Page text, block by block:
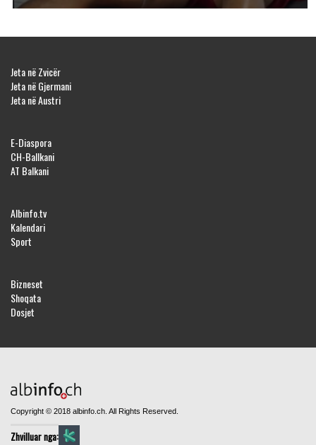
Jeta në Zvicër
Jeta në Gjermani
Jeta në Austri
E-Diaspora
CH-Ballkani
AT Balkani
Albinfo.tv
Kalendari
Sport
Bizneset
Shoqata
Dosjet
Copyright © 2018 albinfo.ch. All Rights Reserved.
Zhvilluar nga: